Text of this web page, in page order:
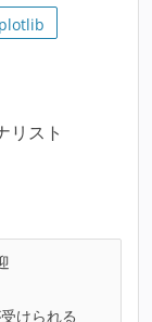
リスト
けられる